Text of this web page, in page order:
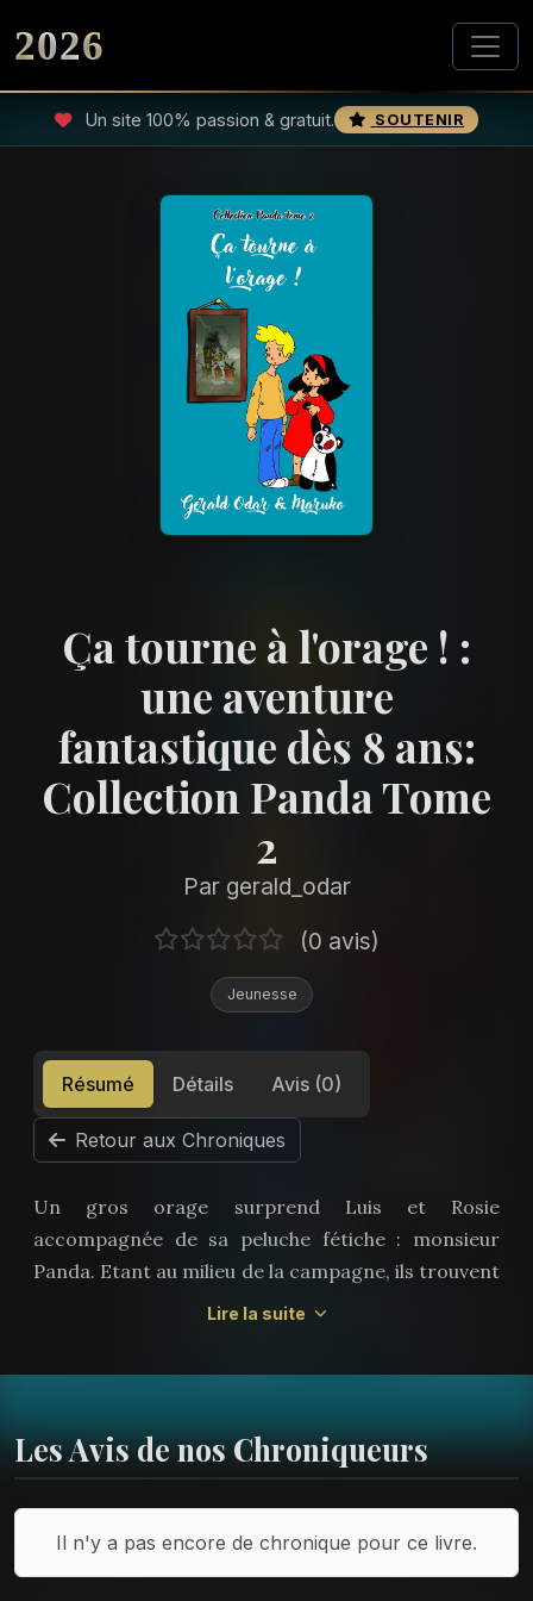
2026
Un site 100% passion & gratuit. SOUTENIR
Ça tourne à l'orage ! :
une aventure
fantastique dès 8 ans:
Collection Panda Tome
2
Par gerald_odar
(0 avis)
Jeunesse
Résumé Détails Avis (0)
Retour aux Chroniques
Un gros orage surprend Luis et Rosie
accompagnée de sa peluche fétiche : monsieur
Panda. Etant au milieu de la campagne, ils trouvent
refuge dans une vieille bâtisse aux allures de
La collection panda propose une lecture
autonome dès sept/huit ans. Il s'agit d'histoires
l'adopter.
Lire la suite
Les Avis de nos Chroniqueurs
Il n'y a pas encore de chronique pour ce livre.